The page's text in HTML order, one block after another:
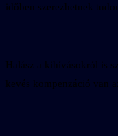
időben szerezhetnek
Halász a kihívásokról is
kevés kompenzáció van